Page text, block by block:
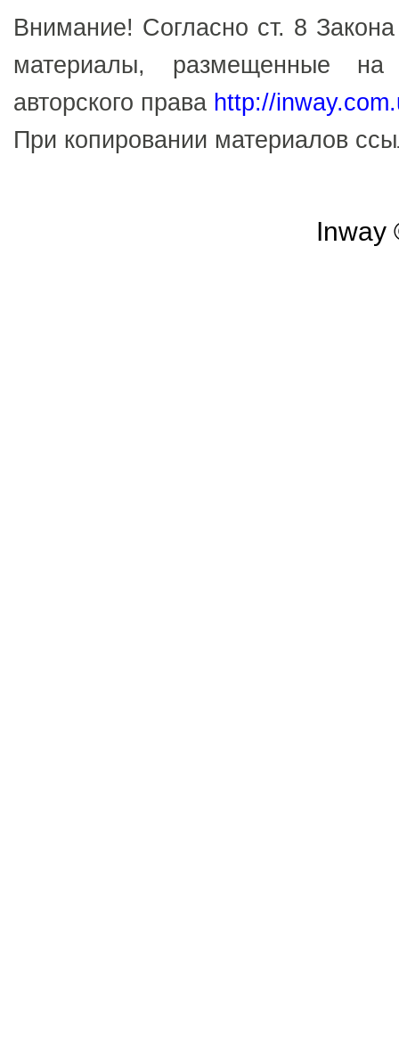
Внимание! Согласно ст. 8
материалы, размещенные
авторского права http://
При копировании материалов
Inway